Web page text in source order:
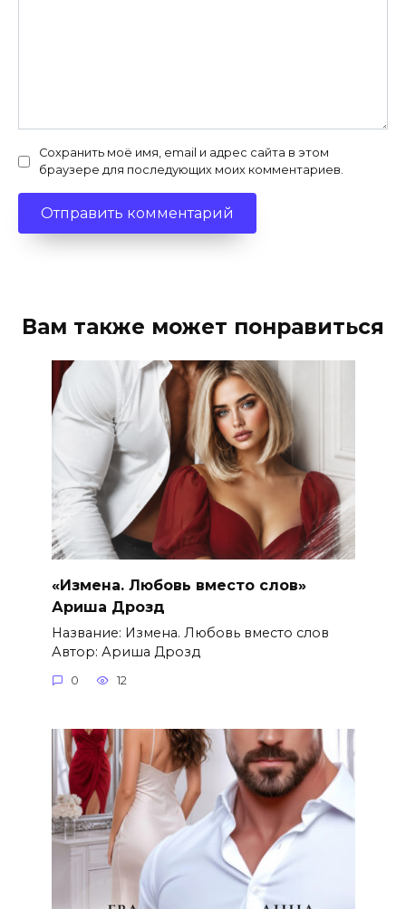
Сохранить моё имя, email и адрес сайта в этом
браузере для последующих моих комментариев.
Вам также может понравиться
«Измена. Любовь вместо слов»
Ариша Дрозд
Название: Измена. Любовь вместо слов
Автор: Ариша Дрозд
0 12